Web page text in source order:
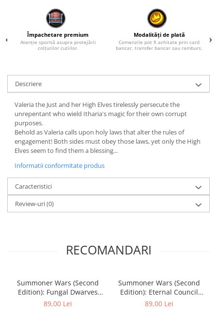
Împachetare premium
Atenție sporită asupra protejării
colțurilor cutiilor.
Modalități de plată
Comenzile pot fi achitate prin card
bancar, transfer bancar sau ramburs.
Descriere
Valeria the Just and her High Elves tirelessly persecute the
unrepentant who wield Itharia's magic for their own corrupt
purposes.
Behold as Valeria calls upon holy laws that alter the rules of
engagement! Both sides must obey those laws, yet only the High
Elves seem to find them a blessing...
Informatii conformitate produs
Caracteristici
Review-uri(0)
RECOMANDARI
Summoner Wars (Second
Edition): Fungal Dwarves
Faction Deck
89,00 Lei
Summoner Wars (Second
Edition): Eternal Council
Faction Deck
89,00 Lei